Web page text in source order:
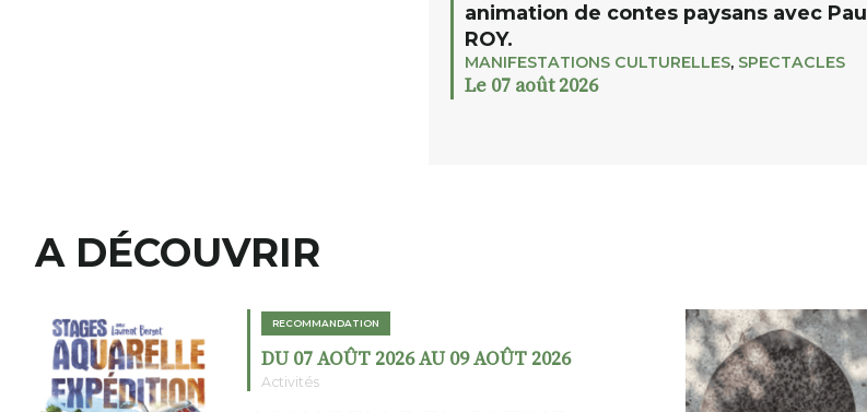
animation de contes paysans avec Paul
ROY.
MANIFESTATIONS CULTURELLES, SPECTACLES
Le 07 août 2026
A DÉCOUVRIR
RECOMMANDATION
DU 07 AOÛT 2026 AU 09 AOÛT 2026
Activités